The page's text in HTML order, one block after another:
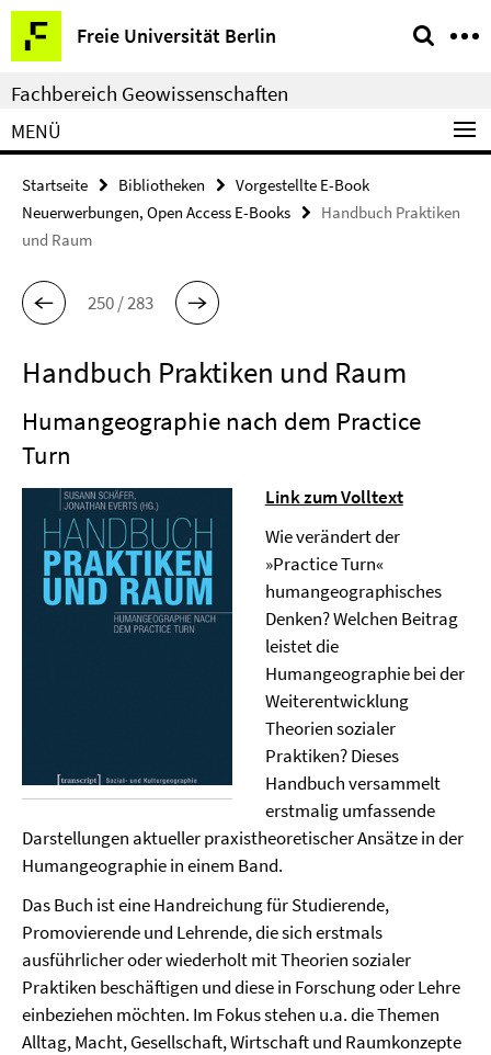
Springe
direkt
zu
Inhalt
Freie Universität Berlin
Service-
Navigation
Fachbereich Geowissenschaften
MENÜ
Startseite Bibliotheken
Vorgestellte E-Book
Neuerwerbungen, Open Access E-Books
Handbuch Praktiken
und Raum
250 / 283
Handbuch Praktiken und Raum
Humangeographie nach dem Practice
Turn
Link zum Volltext
Wie verändert der
»Practice Turn«
humangeographisches
Denken? Welchen Beitrag
leistet die
Humangeographie bei der
Weiterentwicklung
Theorien sozialer
Praktiken? Dieses
Handbuch versammelt
erstmalig umfassende
Darstellungen aktueller praxistheoretischer Ansätze in der
Humangeographie in einem Band.
Das Buch ist eine Handreichung für Studierende,
Promovierende und Lehrende, die sich erstmals
ausführlicher oder wiederholt mit Theorien sozialer
Praktiken beschäftigen und diese in Forschung oder Lehre
einbeziehen möchten. Im Fokus stehen u.a. die Themen
Alltag, Macht, Gesellschaft, Wirtschaft und Raumkonzepte